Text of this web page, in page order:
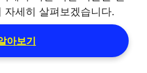
자세히 살펴보겠습니다.
아보기